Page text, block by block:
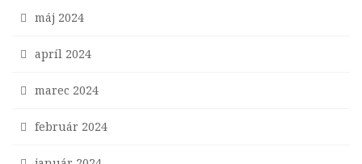
máj 2024
apríl 2024
marec 2024
február 2024